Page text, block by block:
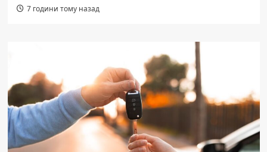
7 години тому назад